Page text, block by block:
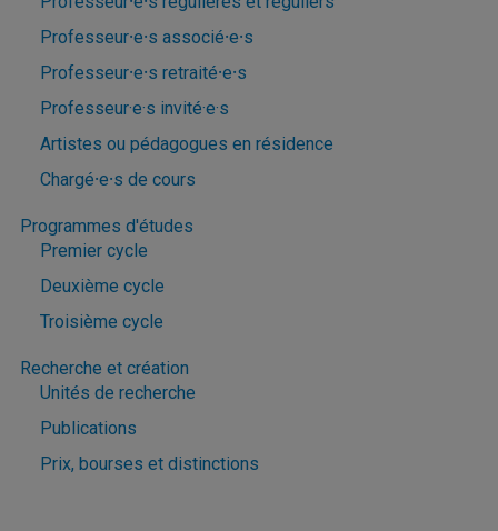
Professeur⸱e⸱s associé⸱e⸱s
Professeur⸱e⸱s retraité⸱e⸱s
Professeur·e·s invité·e·s
Artistes ou pédagogues en résidence
Chargé⸱e⸱s de cours
Programmes d'études
Premier cycle
Deuxième cycle
Troisième cycle
Recherche et création
Unités de recherche
Publications
Prix, bourses et distinctions